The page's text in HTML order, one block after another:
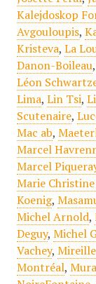
Kalejdoskop
Avgouloupis,
Kristeva, La
Danon-Boileau,
Léon
Lima, Lin Tsi,
Scutenaire,
Mac ab,
Marcel
Marcel
Marie
Koenig,
Michel Arnold,
Deguy, Michel
Vachey,
Montréal,